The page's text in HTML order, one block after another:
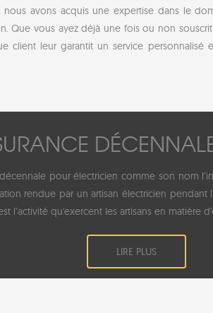
avons acquis une expertise dans le
vous ayez déjà une fois ou non souscrit
client leur garantit un service personnalisé
pour électricien comme son nom
rendue par un artisan électricien pendant
l’activité qu'exercent les artisans en matière
LIRE PLUS